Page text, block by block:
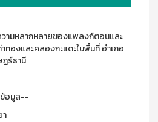
ามหลากหลายของแพลงก์ตอนและ
องและคลองกะแดะในพื้นที่ อำเภอ
ร์ธานี
ข้อมูล--
า